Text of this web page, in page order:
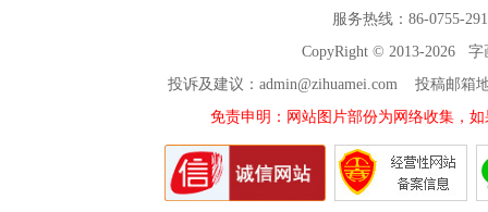
服务热线：86-0755-
CopyRight © 2013-2026 字
投诉及建议：admin@zihuamei.com 投稿邮
免责申明：网站图片部份为网络收集，